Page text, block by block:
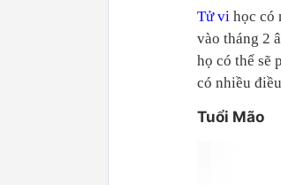
Tử vi học có
vào tháng 2
họ có thể sẽ
có nhiều
Tuổi Mão